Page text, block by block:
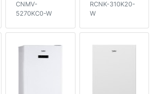
CNMV-
5270KC0-W
RCNK-310K20-
W